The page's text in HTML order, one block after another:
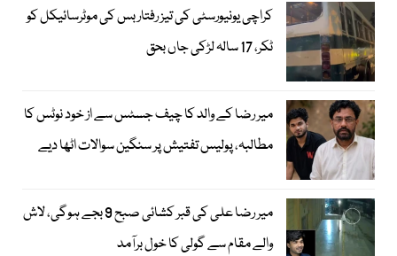
کراچی یونیورسٹی کی تیز رفتار بس کی موٹرسائیکل کو
ٹکر، 17 سالہ لڑکی جاں بحق
میر رضا کے والد کا چیف جسٹس سے از خود نوٹس کا
مطالبہ، پولیس تفتیش پر سنگین سوالات اٹھا دیے
میر رضا علی کی قبر کشائی صبح 9 بجے ہوگی، لاش
والے مقام سے گولی کا خول برآمد